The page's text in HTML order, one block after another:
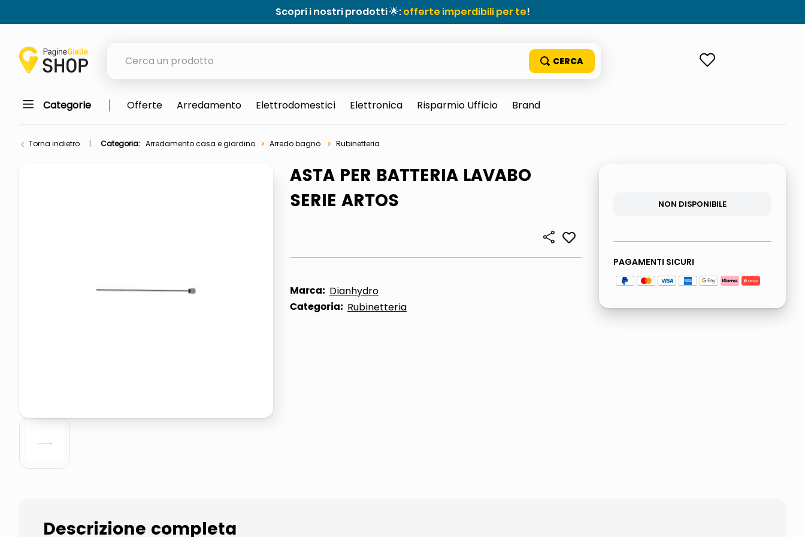
Scopri i nostri prodotti 🌟:offerte imperdibili per te!
meme
elenco telefonico
Categorie Offerte Arredamento Elettrodomestici Elettronica Risparmio Ufficio Brand
Torna indietro Categoria: Arredamento casa e giardino Arredo bagno Rubinetteria
ASTA PER BATTERIA LAVABO
SERIE ARTOS
Marca: Dianhydro
Categoria: Rubinetteria
NON DISPONIBILE
PAGAMENTI SICURI
Descrizione completa